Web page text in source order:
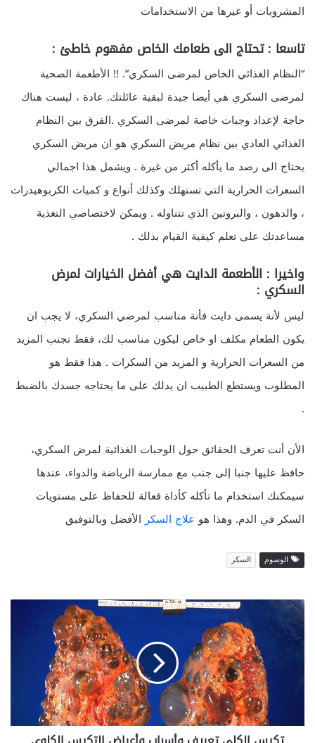
المشروبات أو غيرها من الاستخدامات
تاسعا : تحتاج الى طعامك الخاص مفهوم خاطئ :
“النظام الغذائي الخاص لمرضى السكري”. !! الأطعمة الصحية
لمرضى السكري هي أيضا جيدة لبقية عائلتك. عادة ، ليست هناك
حاجة لإعداد وجبات خاصة لمرضى السكري .الفرق بين النظام
الغذائي العادي بين نظام مريض السكري هو ان مريض السكري
يحتاج الى رصد ما يأكله أكثر من غيرة . ويشمل هذا اجمالي
السعرات الحرارية التي تستهلك وكذلك أنواع و كميات الكربوهيدرات
، والدهون ، والبروتين الذي تتناوله . ويمكن لاختصاصي التغذية
مساعدتك على تعلم كيفية القيام بذلك .
واخيرا : الأطعمة الدايت هي أفضل الخيارات لمرض
السكري :
ليس لأنة يسمى دايت فأنة مناسب لمرضي السكري، لا يجب ان
يكون الطعام مكلف او خاص ليكون مناسب لك، فقط تجنب المزيد
من السعرات الحرارية و المزيد من السكرات . هذا فقط هو
المطلوب ويستطع الطبيب ان يدلك على ما يحتاجه جسدك بالضبط
.
الأن أنت تعرف الحقائق حول الوجبات الغذائية لمرض السكري،
حافظ عليها جنبا إلى جنب مع ممارسة الرياضة والدواء، عندها
سيمكنك استخدام ما تأكله كأداة فعالة للحفاظ على مستويات
السكر في الدم. وهذا هو علاج السكر الأفضل وبالتوفيق
الوسوم السكر
ت
ك
س
ى